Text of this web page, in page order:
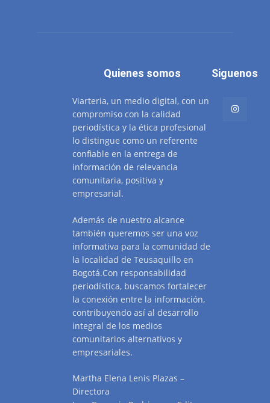
Quienes somos
Viarteria, un medio digital, con un
compromiso con la calidad
periodística y la ética profesional
lo distingue como un referente
confiable en la entrega de
información de relevancia
comunitaria, positiva y
empresarial.
Además de nuestro alcance
también queremos ser una voz
informativa para la comunidad de
la localidad de Teusaquillo en
Bogotá.Con responsabilidad
periodística, buscamos fortalecer
la conexión entre la información,
contribuyendo así al desarrollo
integral de los medios
comunitarios alternativos y
empresariales.
Martha Elena Lenis Plazas –
Directora
Siguenos